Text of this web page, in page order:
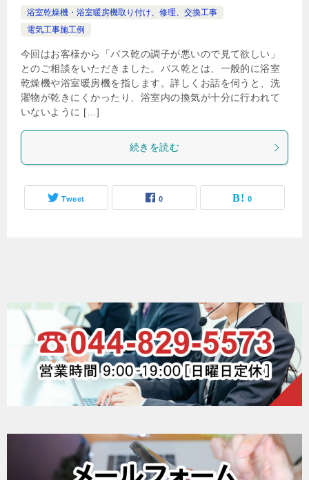
浴室乾燥機・浴室暖房機取り付け、修理、交換工事
電気工事施工例
今回はお客様から「バス乾の調子が悪いので見て欲しい」
とのご相談をいただきました。バス乾とは、一般的に浴室
乾燥機や浴室暖房機を指します。詳しくお話を伺うと、洗
濯物が乾きにくかったり、浴室内の換気が十分に行われて
いないように […]
続きを読む
Tweet 0 0